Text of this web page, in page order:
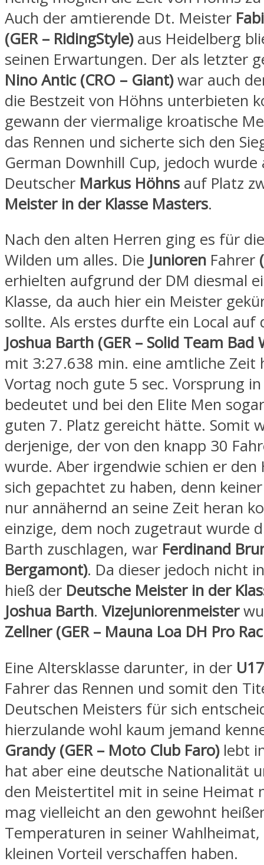
Auch der amtierende Dt. Meister
(GER – RidingStyle)aus Heidelberg
seinen Erwartungen. Der als letzter
Nino Antic (CRO – Giant)war auch
die Bestzeit von Höhns unterbieten
gewann der viermalige kroatische
das Rennen und sicherte sich den
German Downhill Cup, jedoch wurde
Deutscher Markus Höhns auf Platz
Meister in der Klasse Masters.
Nach den alten Herren ging es für
Wilden um alles. Die Junioren Fahrer
erhielten aufgrund der DM diesmal
Klasse, da auch hier ein Meister
sollte. Als erstes durfte ein Local auf
Joshua Barth (GER – Solid Team Bad
mit 3:27.638 min. eine amtliche Zeit
Vortag noch gute 5 sec. Vorsprung in
bedeutet und bei den Elite Men
guten 7. Platz gereicht hätte. Somit
derjenige, der von den knapp 30
wurde. Aber irgendwie schien er den
sich gepachtet zu haben, denn
nur annähernd an seine Zeit heran
einzige, dem noch zugetraut wurde
Barth zuschlagen, war Ferdinand
Bergamont). Da dieser jedoch nicht
hieß der Deutsche Meister in der
Joshua Barth. Vizejuniorenmeister
Zellner (GER – Mauna Loa DH Pro
Eine Altersklasse darunter, in der U17
Fahrer das Rennen und somit den
Deutschen Meisters für sich
hierzulande wohl kaum jemand
Grandy (GER – Moto Club Faro)lebt
hat aber eine deutsche Nationalität
den Meistertitel mit in seine Heimat
mag vielleicht an den gewohnt
Temperaturen in seiner
kleinen Vorteil verschaffen haben.